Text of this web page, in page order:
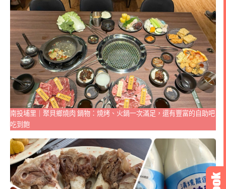
南投埔里｜聚貝鄉燒肉 鍋物：燒烤、火鍋一次滿足，還有豐富的自助吧
吃到飽